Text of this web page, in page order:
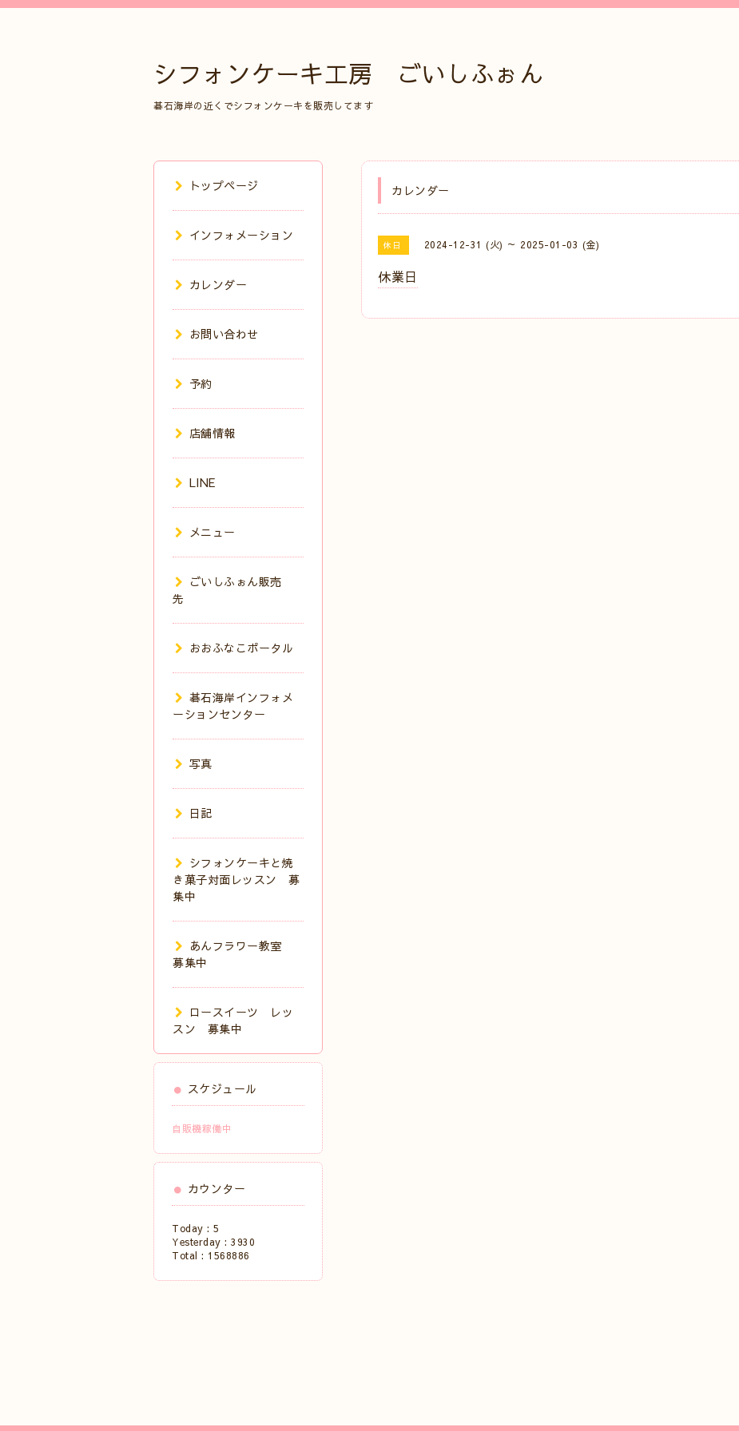
シフォンケーキ工房 ごいしふぉん
碁石海岸の近くでシフォンケーキを販売してます
カレンダー
休日 2024-12-31 (火) ～ 2025-01-03 (金)
休業日
トップページ
インフォメーション
カレンダー
お問い合わせ
予約
店舗情報
LINE
メニュー
ごいしふぉん販売
先
おおふなこポータル
碁石海岸インフォメ
ーションセンター
写真
日記
シフォンケーキと焼
き菓子対面レッスン 募
集中
あんフラワー教室
募集中
ロースイーツ レッ
スン 募集中
スケジュール
自販機稼働中
カウンター
Today : 5
Yesterday : 3930
Total : 1568886